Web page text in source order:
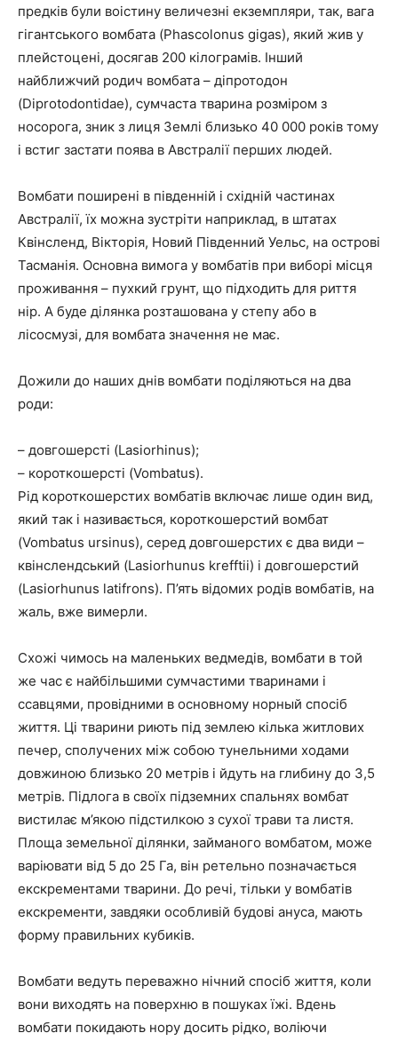
предків були воістину величезні екземпляри, так, вага
гігантського вомбата (Phascolonus gigas), який жив у
плейстоцені, досягав 200 кілограмів. Інший
найближчий родич вомбата – діпротодон
(Diprotodontidae), сумчаста тварина розміром з
носорога, зник з лиця Землі близько 40 000 років тому
і встиг застати поява в Австралії перших людей.
Вомбати поширені в південній і східній частинах
Австралії, їх можна зустріти наприклад, в штатах
Квінсленд, Вікторія, Новий Південний Уельс, на острові
Тасманія. Основна вимога у вомбатів при виборі місця
проживання – пухкий грунт, що підходить для риття
нір. А буде ділянка розташована у степу або в
лісосмузі, для вомбата значення не має.
Дожили до наших днів вомбати поділяються на два
роди:
– довгошерсті (Lasiorhinus);
– короткошерсті (Vombatus).
Рід короткошерстих вомбатів включає лише один вид,
який так і називається, короткошерстий вомбат
(Vombatus ursinus), серед довгошерстих є два види –
квінслендський (Lasiorhunus krefftii) і довгошерстий
(Lasiorhunus latifrons). П’ять відомих родів вомбатів, на
жаль, вже вимерли.
Схожі чимось на маленьких ведмедів, вомбати в той
же час є найбільшими сумчастими тваринами і
ссавцями, провідними в основному норный спосіб
життя. Ці тварини риють під землею кілька житлових
печер, сполучених між собою тунельними ходами
довжиною близько 20 метрів і йдуть на глибину до 3,5
метрів. Підлога в своїх підземних спальнях вомбат
вистилає м’якою підстилкою з сухої трави та листя.
Площа земельної ділянки, займаного вомбатом, може
варіювати від 5 до 25 Га, він ретельно позначається
екскрементами тварини. До речі, тільки у вомбатів
екскременти, завдяки особливій будові ануса, мають
форму правильних кубиків.
Вомбати ведуть переважно нічний спосіб життя, коли
вони виходять на поверхню в пошуках їжі. Вдень
вомбати покидають нору досить рідко, воліючи